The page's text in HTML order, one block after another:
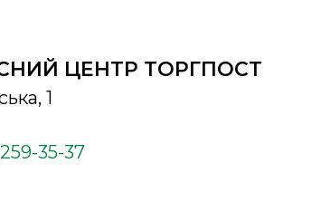
ЦЕНТР ТОРГПОСТ
1
35-37